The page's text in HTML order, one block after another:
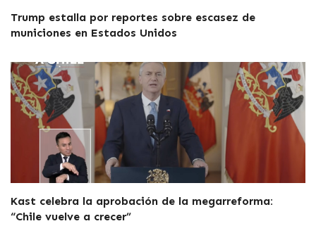
Trump estalla por reportes sobre escasez de
municiones en Estados Unidos
Kast celebra la aprobación de la megarreforma:
“Chile vuelve a crecer”